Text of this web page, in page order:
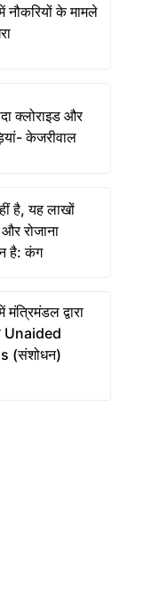
के मामले
क्लोराइड और
केजरीवाल
है, यह लाखों
रोजाना
है: कंग
द्वारा
Unaided
(संशोधन)